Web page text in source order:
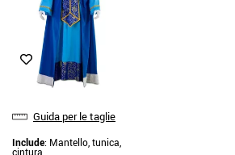
Guida per le taglie
Include: Mantello, tunica,
cintura